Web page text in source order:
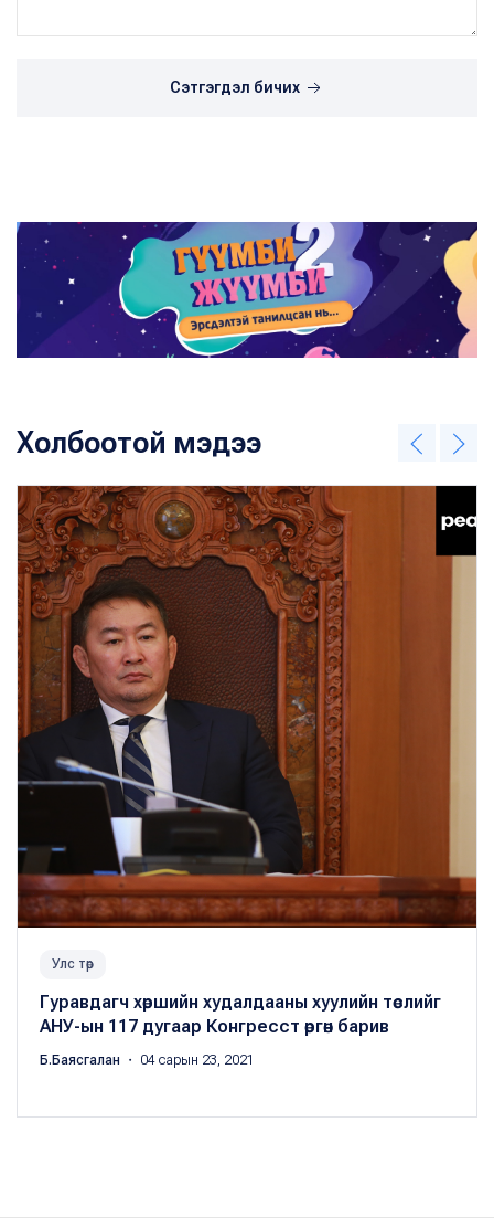
Сэтгэгдэл бичих
Холбоотой мэдээ
Улс төр
Гуравдагч хөршийн худалдааны хуулийн төслийг
АНУ-ын 117 дугаар Конгресст өргөн барив
Б.Баясгалан ・ 04 сарын 23, 2021